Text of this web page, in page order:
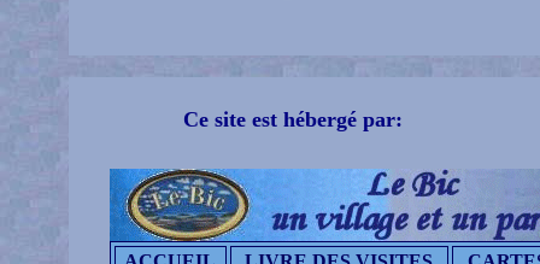
Ce site est hébergé par: